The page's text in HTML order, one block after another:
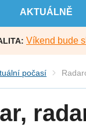
AKTUÁLNĚ
Víkend bude
počasí